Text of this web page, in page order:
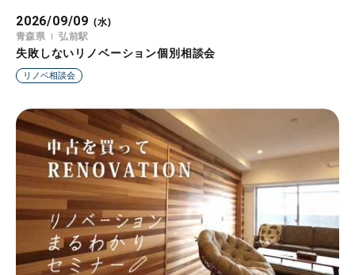
2026/09/09 (水)
青森県
弘前駅
失敗しないリノベーション個別相談会
リノベ相談会